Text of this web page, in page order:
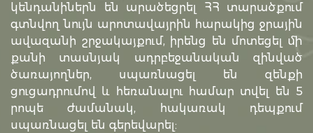
կենդանիներն են արածեցրել ՀՀ տարածքում
գտնվող նույն արոտավայրին հարակից ջրային
ավազանի շրջակայքում, իրենց են մոտեցել մի
քանի տասնյակ ադրբեջանական զինված
ծառայողներ, սպառնացել են զենքի
ցուցադրումով և հեռանալու համար տվել են 5
րոպե ժամանակ, հակառակ դեպքում
սպառնացել են գերեվարել: